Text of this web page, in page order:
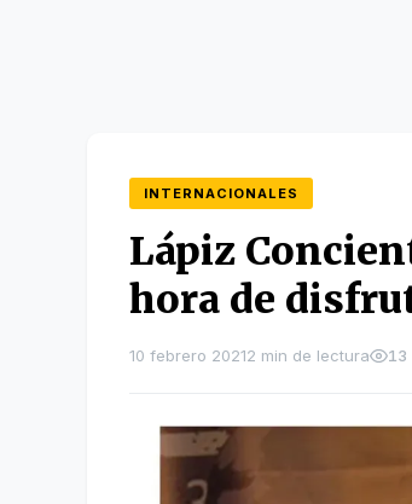
INTERNACIONALES
Lápiz
hora de
10 febrero 20212 min de lectura 13